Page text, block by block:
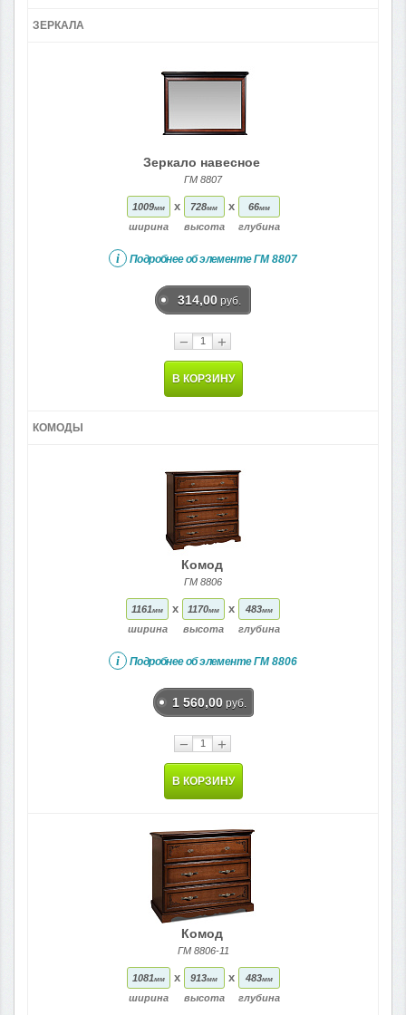
ЗЕРКАЛА
Зеркало навесное
ГМ 8807
1009мм
ширина
x 728мм
высота
x 66мм
глубина
i Подробнее об элементеГМ 8807
314,00 руб.
− +
В КОРЗИНУ
КОМОДЫ
Комод
ГМ 8806
1161мм
ширина
x 1170мм
высота
x 483мм
глубина
i Подробнее об элементеГМ 8806
1 560,00 руб.
− +
В КОРЗИНУ
Комод
ГМ 8806-11
1081мм
ширина
x 913мм
высота
x 483мм
глубина